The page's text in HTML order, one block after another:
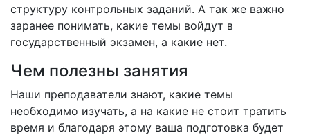
структуру контрольных заданий. А так же важно
заранее понимать, какие темы войдут в
государственный экзамен, а какие нет.
Чем полезны занятия
Наши преподаватели знают, какие темы
необходимо изучать, а на какие не стоит тратить
время и благодаря этому ваша подготовка будет